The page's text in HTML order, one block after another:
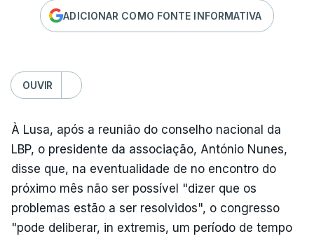
ADICIONAR COMO FONTE INFORMATIVA
OUVIR
À Lusa, após a reunião do conselho nacional da
LBP, o presidente da associação, António Nunes,
disse que, na eventualidade de no encontro do
próximo mês não ser possível "dizer que os
problemas estão a ser resolvidos", o congresso
"pode deliberar, in extremis, um período de tempo